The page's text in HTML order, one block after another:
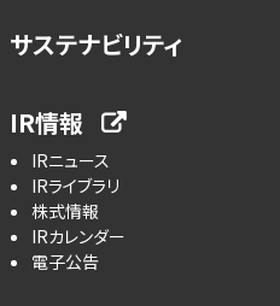
サステナビリティ
IR情報
IRニュース
IRライブラリ
株式情報
IRカレンダー
電子公告